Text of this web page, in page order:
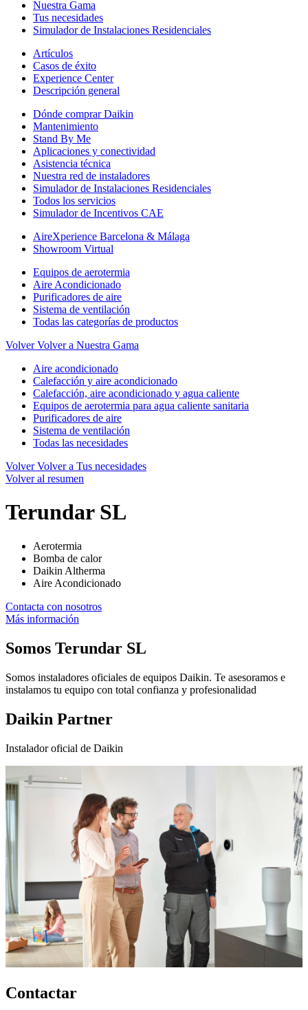
Nuestra Gama
Tus necesidades
Simulador de Instalaciones Residenciales
Artículos
Casos de éxito
Experience Center
Descripción general
Dónde comprar Daikin
Mantenimiento
Stand By Me
Aplicaciones y conectividad
Asistencia técnica
Nuestra red de instaladores
Simulador de Instalaciones Residenciales
Todos los servicios
Simulador de Incentivos CAE
AireXperience Barcelona & Málaga
Showroom Virtual
Equipos de aerotermia
Aire Acondicionado
Purificadores de aire
Sistema de ventilación
Todas las categorías de productos
Volver Volver a Nuestra Gama
Aire acondicionado
Calefacción y aire acondicionado
Calefacción, aire acondicionado y agua caliente
Equipos de aerotermia para agua caliente sanitaria
Purificadores de aire
Sistema de ventilación
Todas las necesidades
Volver Volver a Tus necesidades
Volver al resumen
Terundar SL
Aerotermia
Bomba de calor
Daikin Altherma
Aire Acondicionado
Contacta con nosotros
Más información
Somos Terundar SL
Somos instaladores oficiales de equipos Daikin. Te asesoramos e
instalamos tu equipo con total confianza y profesionalidad
Daikin Partner
Instalador oficial de Daikin
Contactar